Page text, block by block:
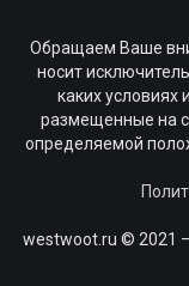
Обращаем Ваше
носит
каких
размещенные на
определяемой
westwoot.ru © 2021